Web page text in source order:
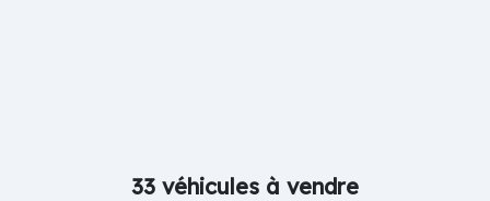
33 véhicules à vendre